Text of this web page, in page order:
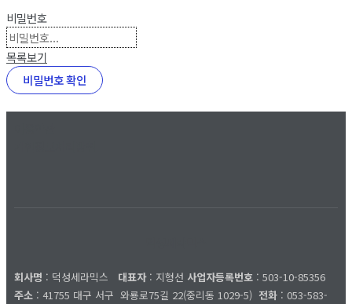
비밀번호
목록보기
비밀번호 확인
회사명 : 덕성세라믹스 대표자: 지형선 사업자등록번호 : 503-10-85356
주소 : 41755 대구 서구 와룡로75길 22(중리동 1029-5) 전화 : 053-583-